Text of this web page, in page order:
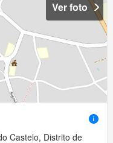
Ver foto
Castelo, Distrito de